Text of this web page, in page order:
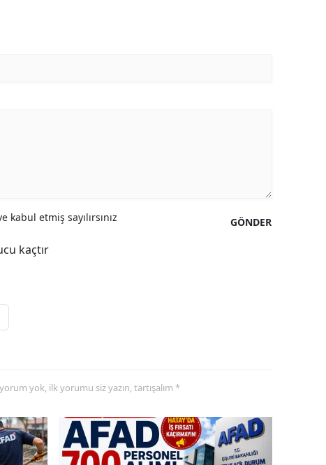
GÖNDER
kabul etmiş sayılırsınız
kaçtır
yok, ilk yorumu siz yazın, tartışalım *